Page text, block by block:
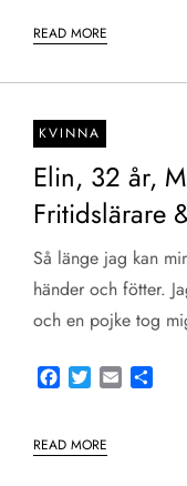
READ MORE
KVINNA
Elin, 32 år,
Fritidslärare
Så länge jag kan
händer och fötter.
och en pojke tog
Facebook
TwitterEmail
READ MORE